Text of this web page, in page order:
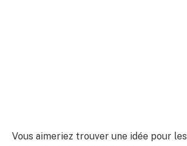
Vous aimeriez trouver une idée pour les